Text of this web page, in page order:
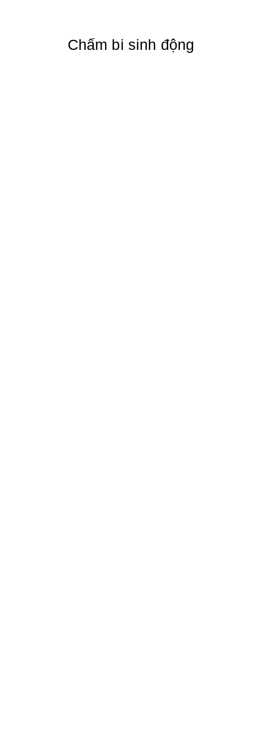
Chấm bi sinh động